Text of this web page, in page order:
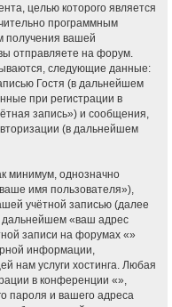
целью которого является
программным
получения вашей
отправляете на форум.
следующие данные:
Гостя (в дальнейшем
при регистрации в
запись») и сообщения,
(в дальнейшем
минимум, однозначно
имя пользователя»),
учётной записью (далее
дальнейшем «ваш адрес
записи на форумах «»
информации,
нам услуги хостинга. Любая
в конференции «»,
пароля и вашего адреса